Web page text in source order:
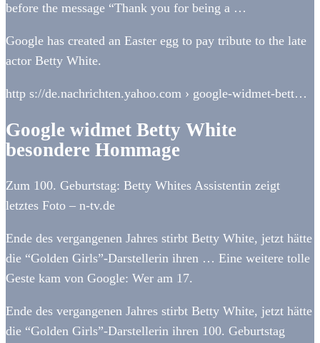
before the message “Thank you for being a …
Google has created an Easter egg to pay tribute to the late
actor Betty White.
http s://de.nachrichten.yahoo.com › google-widmet-bett…
Google widmet Betty White
besondere Hommage
Zum 100. Geburtstag: Betty Whites Assistentin zeigt
letztes Foto – n-tv.de
Ende des vergangenen Jahres stirbt Betty White, jetzt hätte
die “Golden Girls”-Darstellerin ihren … Eine weitere tolle
Geste kam von Google: Wer am 17.
Ende des vergangenen Jahres stirbt Betty White, jetzt hätte
die “Golden Girls”-Darstellerin ihren 100. Geburtstag